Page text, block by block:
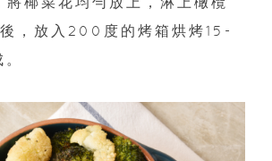
，放入200度的烤箱烘烤15-